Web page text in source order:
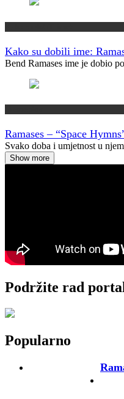
Kako su dobili ime:
Bend Ramases ime je dobio
Ramases – “Space
Svako doba i umjetnost u
Show more
Podržite rad
Popularno